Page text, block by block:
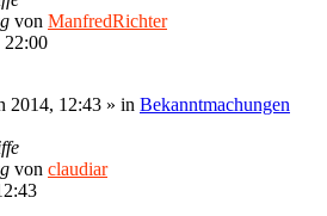
von ManfredRichter
22:00
2014, 12:43 » in Bekanntmachungen
von claudiar